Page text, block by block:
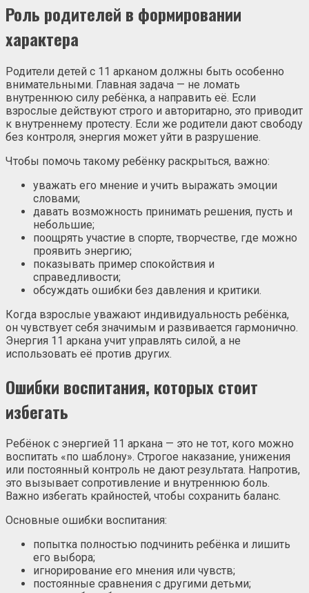
Роль родителей в формировании
характера
Родители детей с 11 арканом должны быть особенно
внимательными. Главная задача — не ломать
внутреннюю силу ребёнка, а направить её. Если
взрослые действуют строго и авторитарно, это приводит
к внутреннему протесту. Если же родители дают свободу
без контроля, энергия может уйти в разрушение.
Чтобы помочь такому ребёнку раскрыться, важно:
уважать его мнение и учить выражать эмоции
словами;
давать возможность принимать решения, пусть и
небольшие;
поощрять участие в спорте, творчестве, где можно
проявить энергию;
показывать пример спокойствия и
справедливости;
обсуждать ошибки без давления и критики.
Когда взрослые уважают индивидуальность ребёнка,
он чувствует себя значимым и развивается гармонично.
Энергия 11 аркана учит управлять силой, а не
использовать её против других.
Ошибки воспитания, которых стоит
избегать
Ребёнок с энергией 11 аркана — это не тот, кого можно
воспитать «по шаблону». Строгое наказание, унижения
или постоянный контроль не дают результата. Напротив,
это вызывает сопротивление и внутреннюю боль.
Важно избегать крайностей, чтобы сохранить баланс.
Основные ошибки воспитания:
попытка полностью подчинить ребёнка и лишить
его выбора;
игнорирование его мнения или чувств;
постоянные сравнения с другими детьми;